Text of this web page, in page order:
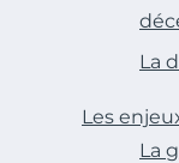
La
Les
La